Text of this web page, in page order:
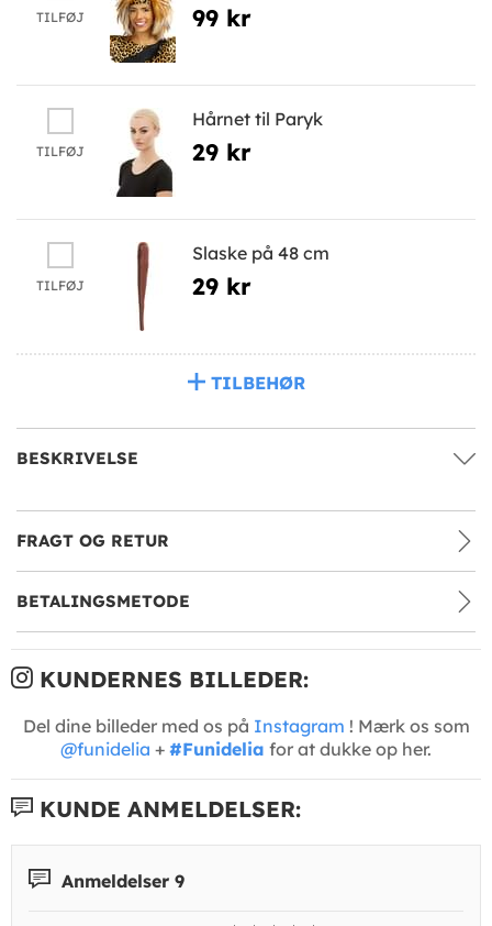
TILFØJ 99 kr
TILFØJ
Hårnet til Paryk
29 kr
TILFØJ
Slaske på 48 cm
29 kr
TILBEHØR
BESKRIVELSE
FRAGT OG RETUR
BETALINGSMETODE
KUNDERNES BILLEDER:
Del dine billeder med os på Instagram ! Mærk os som
@funidelia + #Funidelia for at dukke op her.
KUNDE ANMELDELSER:
Anmeldelser 9